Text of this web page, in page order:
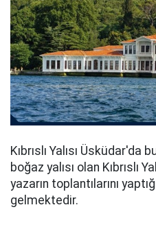
Kıbrıslı Yalısı
boğaz yalısı olan Kıbrıslı
yazarın toplantılarını
gelmektedir.